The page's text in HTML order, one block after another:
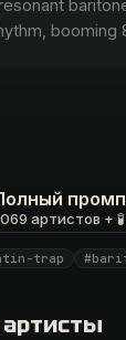
booming
артистов +
· 1 990 ₽
trap